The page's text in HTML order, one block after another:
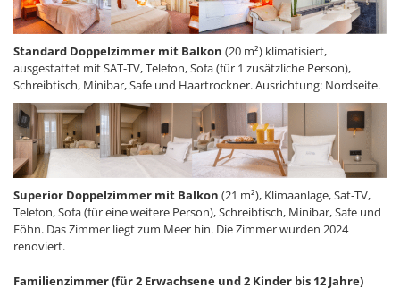
Standard Doppelzimmer mit Balkon (20 m²) klimatisiert,
ausgestattet mit SAT-TV, Telefon, Sofa (für 1 zusätzliche Person),
Schreibtisch, Minibar, Safe und Haartrockner. Ausrichtung: Nordseite.
Superior Doppelzimmer mit Balkon (21 m²), Klimaanlage, Sat-TV,
Telefon, Sofa (für eine weitere Person), Schreibtisch, Minibar, Safe und
Föhn. Das Zimmer liegt zum Meer hin. Die Zimmer wurden 2024
renoviert.
Familienzimmer (für 2 Erwachsene und 2 Kinder bis 12 Jahre)